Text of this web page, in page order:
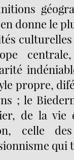
en donne le
propre,
; le
de la
celle